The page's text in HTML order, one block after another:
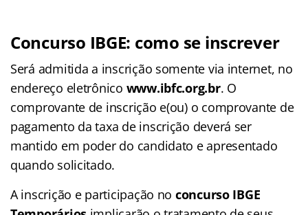
Concurso IBGE: como se inscrever
Será admitida a inscrição somente via internet, no
endereço eletrônico www.ibfc.org.br. O
comprovante de inscrição e(ou) o comprovante de
pagamento da taxa de inscrição deverá ser
mantido em poder do candidato e apresentado
quando solicitado.
A inscrição e participação no concurso IBGE